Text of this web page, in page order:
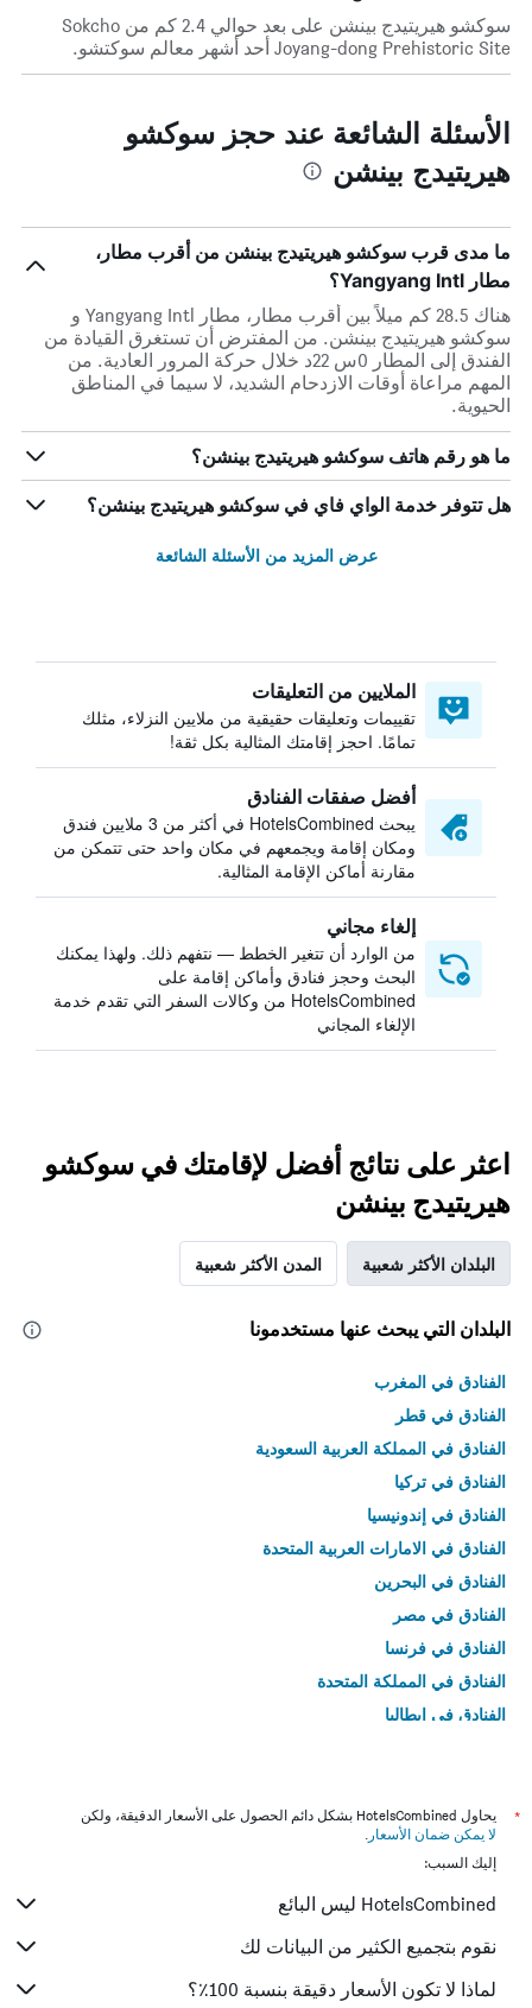
سوكشو هيريتيدج بينشن على بعد حوالي 2.4 كم من Sokcho
Joyang-dong Prehistoric Site أحد أشهر معالم سوكتشو.
الأسئلة الشائعة عند حجز سوكشو
هيريتيدج بينشن
ما مدى قرب سوكشو هيريتيدج بينشن من أقرب مطار،
مطار Yangyang Intl؟
هناك 28.5 كم ميلاً بين أقرب مطار، مطار Yangyang Intl و
سوكشو هيريتيدج بينشن. من المفترض أن تستغرق القيادة من
الفندق إلى المطار 0س 22د خلال حركة المرور العادية. من
المهم مراعاة أوقات الازدحام الشديد، لا سيما في المناطق
الحيوية.
ما هو رقم هاتف سوكشو هيريتيدج بينشن؟
هل تتوفر خدمة الواي فاي في سوكشو هيريتيدج بينشن؟
عرض المزيد من الأسئلة الشائعة
الملايين من التعليقات
تقييمات وتعليقات حقيقية من ملايين النزلاء، مثلك
تمامًا. احجز إقامتك المثالية بكل ثقة!
أفضل صفقات الفنادق
يبحث HotelsCombined في أكثر من 3 ملايين فندق
ومكان إقامة ويجمعهم في مكان واحد حتى تتمكن من
مقارنة أماكن الإقامة المثالية.
إلغاء مجاني
من الوارد أن تتغير الخطط — نتفهم ذلك. ولهذا يمكنك
البحث وحجز فنادق وأماكن إقامة على
HotelsCombined من وكالات السفر التي تقدم خدمة
الإلغاء المجاني
اعثر على نتائج أفضل لإقامتك في سوكشو
هيريتيدج بينشن
البلدان الأكثر شعبية المدن الأكثر شعبية
البلدان التي يبحث عنها مستخدمونا
الفنادق في المغرب
الفنادق في قطر
الفنادق في المملكة العربية السعودية
الفنادق في تركيا
الفنادق في إندونيسيا
الفنادق في الامارات العربية المتحدة
الفنادق في البحرين
الفنادق في مصر
الفنادق في فرنسا
الفنادق في المملكة المتحدة
الفنادق في إيطاليا
*
يحاول HotelsCombined بشكل دائم الحصول على الأسعار الدقيقة، ولكن
لا يمكن ضمان الأسعار .
إليك السبب:
HotelsCombined ليس البائع
نقوم بتجميع الكثير من البيانات لك
لماذا لا تكون الأسعار دقيقة بنسبة 100٪؟